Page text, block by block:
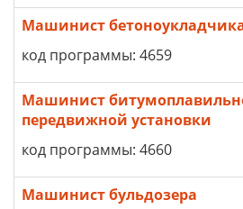
Машинист
код программы: 4659
Машинист
передвижной установки
код программы: 4660
Машинист бульдозера